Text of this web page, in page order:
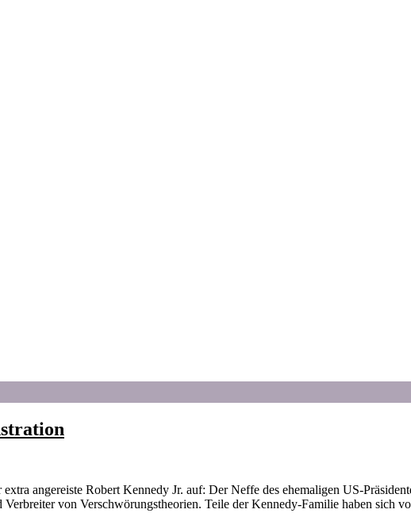
angereiste Robert Kennedy Jr. auf: Der Neffe des ehemaligen US-
von Verschwörungstheorien. Teile der Kennedy-Familie haben sich